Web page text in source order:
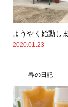
ようやく始動し
2020.01.23
春の日記